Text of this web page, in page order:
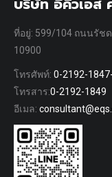
บริษัท อีคิวเอส
ที่อยู่: 599/104 ถนนรัช
10900
โทรศัพท์: 0-2192-
โทรสาร:0-2192-1849
อีเมล: